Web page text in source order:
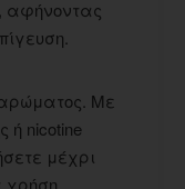
αφήνοντας
Με
ή nicotine
μέχρι
χρήση.